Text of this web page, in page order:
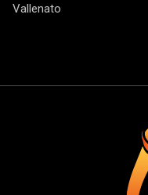
Vallenato